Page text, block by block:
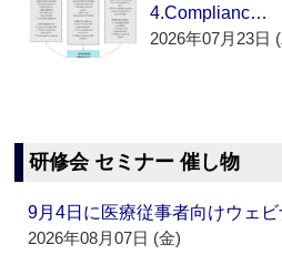
4.Complianc…
2026年07月23日
研修会 セミナー 催し物
9月4日に医療従事者向けウェ
2026年08月07日 (金)